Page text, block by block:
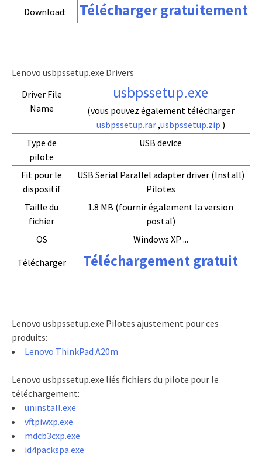
Download: Télécharger gratuitement
Lenovo usbpssetup.exe Drivers
Driver File
Name
usbpssetup.exe
(vous pouvez également télécharger
usbpssetup.rar,usbpssetup.zip )
Type de
pilote
USB device
Fit pour le
dispositif
USB Serial Parallel adapter driver (Install)
Pilotes
Taille du
fichier
1.8 MB (fournir également la version
postal)
OS
Windows XP ...
Télécharger
Téléchargement gratuit
Lenovo usbpssetup.exe Pilotes ajustement pour ces
produits:
Lenovo ThinkPad A20m
Lenovo usbpssetup.exe liés fichiers du pilote pour le
téléchargement:
uninstall.exe
vftpiwxp.exe
mdcb3cxp.exe
id4packspa.exe